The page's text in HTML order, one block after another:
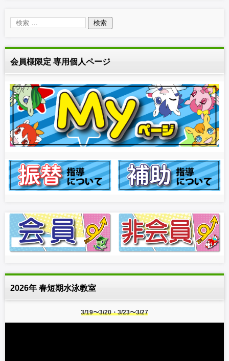
会員様限定 専用個人ページ
2026年 春短期水泳教室
3/19〜3/20・3/23〜3/27